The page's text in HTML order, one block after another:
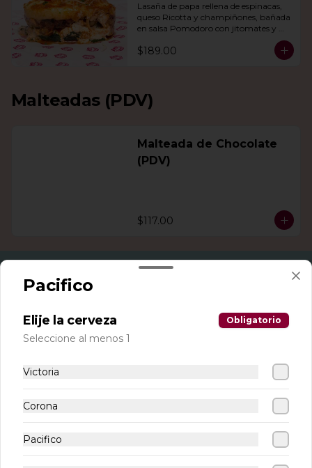
día
Lasaña de papa rellena de espinacas,
queso Ricotta y champiñones, bañada
en salsa Pomodoro con jitomates y
queso gratinado. Incluye una agua del
día.
$189.00
Malteadas (PDV)
Malteada de Chocolate
(PDV)
$117.00
Conócenos
Sucursales
Términos y condiciones
Pacifico
Elije la cerveza Obligatorio
Seleccione al menos 1
Victoria
Corona
Pacifico